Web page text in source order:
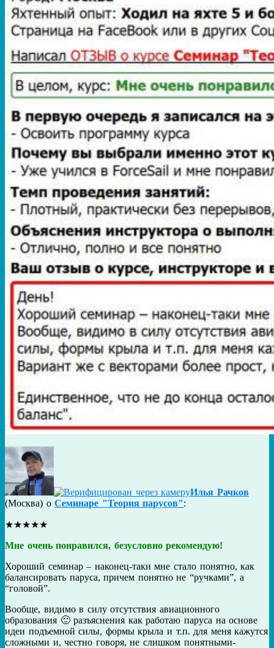
Илья Рачков
(Москва) оСеминаре "Теория парусов":
★★★★★
Мне очень понравился, безусловно рекомендую!
Хороший семинар – наконец-таки мне стало понятно, как
балансировать паруса, причем понятно не “ручками”, а
“головой”.
Вообще, видимо в силу отсутствия авиационного
образования 🙂 разъяснения как работаю паруса на основе
идеи подъемной силы, формы крыла и т.п. для меня кажутся
сложными и, честно говоря, не слишком понятными-